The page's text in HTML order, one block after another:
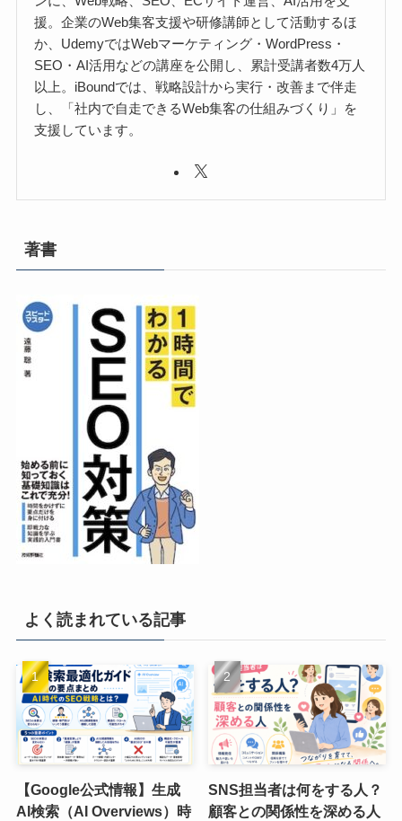
援。企業のWeb集客支援や研修講師として活動するほ
か、UdemyではWebマーケティング・WordPress・
SEO・AI活用などの講座を公開し、累計受講者数4万人
以上。iBoundでは、戦略設計から実行・改善まで伴走
し、「社内で自走できるWeb集客の仕組みづくり」を
支援しています。
著書
よく読まれている記事
【Google公式情報】生成
AI検索（AI Overviews）時
SNS担当者は何をする人？
顧客との関係性を深める人